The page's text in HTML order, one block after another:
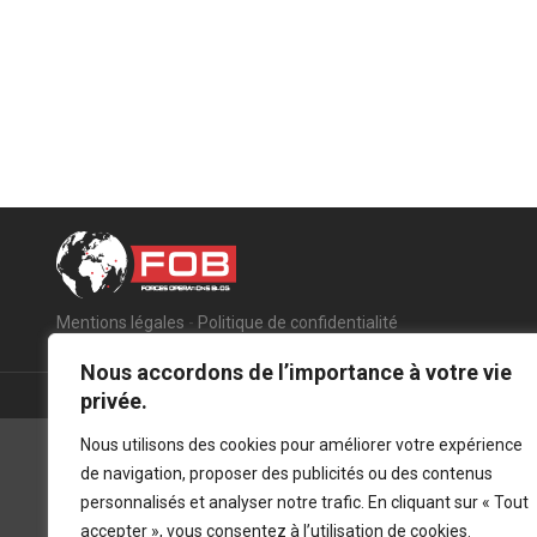
Nous accordons de l’importance à votre vie
privée.
Nous utilisons des cookies pour améliorer votre expérience
de navigation, proposer des publicités ou des contenus
personnalisés et analyser notre trafic. En cliquant sur « Tout
accepter », vous consentez à l’utilisation de cookies.
Mentions légales - Politique de confidentialité